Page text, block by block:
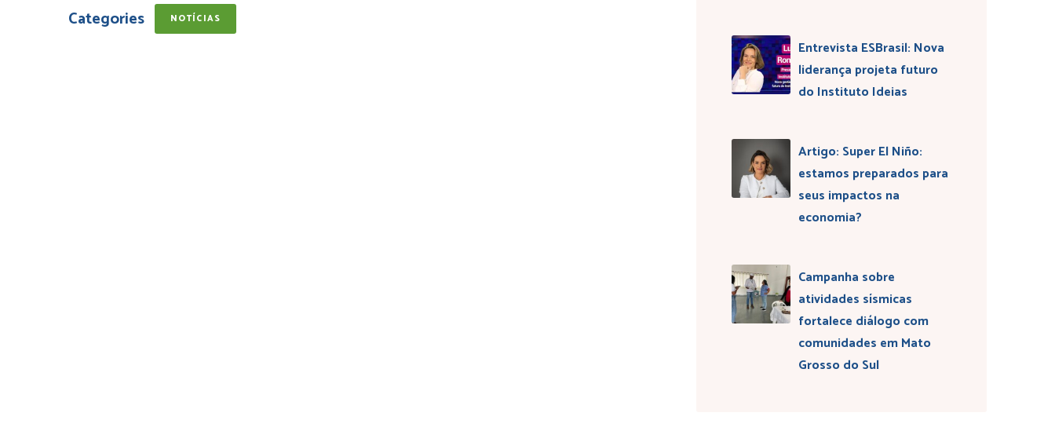
Categories NOTÍCIAS
Entrevista ESBrasil: Nova
liderança projeta futuro
do Instituto Ideias
Artigo: Super El Niño:
estamos preparados para
seus impactos na
economia?
Campanha sobre
atividades sísmicas
fortalece diálogo com
comunidades em Mato
Grosso do Sul